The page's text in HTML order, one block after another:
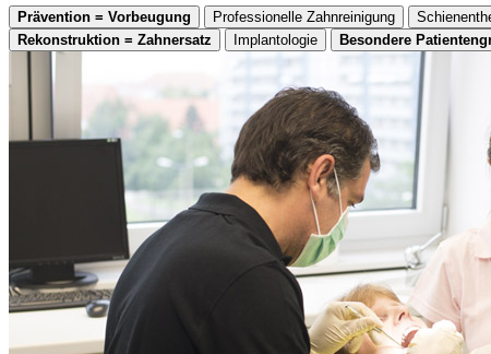
Prävention = Vorbeugung Professionelle Zahnreinigung
Rekonstruktion = Zahnersatz
Implantologie Besondere